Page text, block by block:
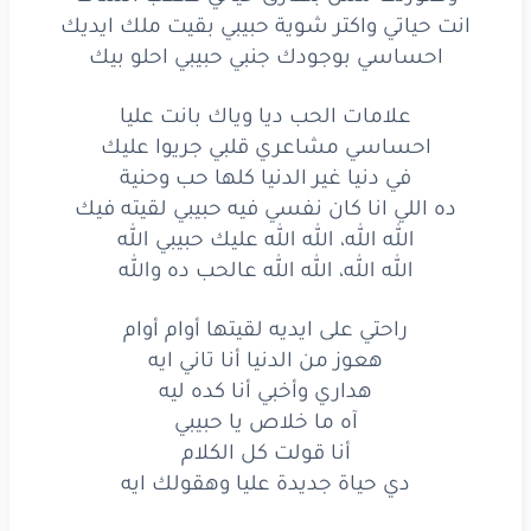
واكترشويةحبيبيبقيت ملكايديك
احساسي
بوجودك جنبيحبيبياحلوبيك
علاماتالحبدياوياكبانتعليا
احساسيمشاعريقلبيجريوا
غير الدنياكلها حب
اللي اناكان نفسيفيه حبيبيلقيته
الله الله عليك حبيبي
اللهاللهعالحب ده
انت حياتي واكتر شوية حبيبي بقيت ملك ايديك
احساسي بوجودك جنبي حبيبي احلو بيك
علامات الحب ديا وياك بانت عليا
احساسي مشاعري قلبي جريوا عليك
في دنيا غير الدنيا كلها حب وحنية
ده اللي انا كان نفسي فيه حبيبي لقيته فيك
الله الله، الله الله عليك حبيبي الله
الله الله، الله الله عالحب ده والله
راحتي على ايديه لقيتها أوام أوام
هعوز من الدنيا أنا تاني ايه
هداري وأخبي أنا كده ليه
آه ما خلاص يا حبيبي
أنا قولت كل الكلام
دي حياة جديدة عليا وهقولك ايه